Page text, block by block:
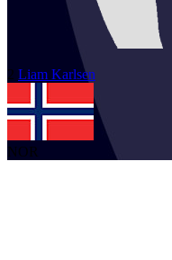
2 Liam Karlsen
NOR